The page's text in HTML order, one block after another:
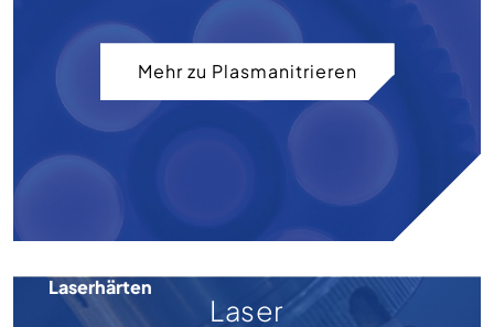
Mehr zu Plasmanitrieren
Laser
Laserhärten